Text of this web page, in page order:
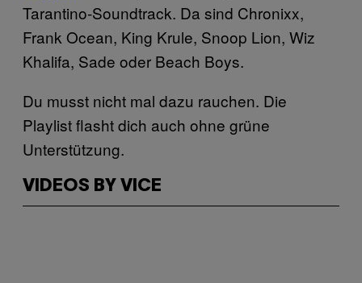
Tarantino-Soundtrack. Da sind Chronixx,
Frank Ocean, King Krule, Snoop Lion, Wiz
Khalifa, Sade oder Beach Boys.
Du musst nicht mal dazu rauchen. Die
Playlist flasht dich auch ohne grüne
Unterstützung.
VIDEOS BY VICE